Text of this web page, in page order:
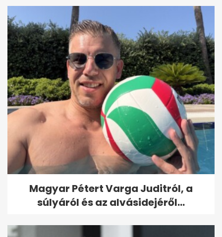
Magyar Pétert Varga Juditról, a
súlyáról és az alvásidejéről...